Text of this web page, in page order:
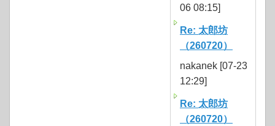
06 08:15]
Re: 太郎坊
（260720）
nakanek [07-23
12:29]
Re: 太郎坊
（260720）